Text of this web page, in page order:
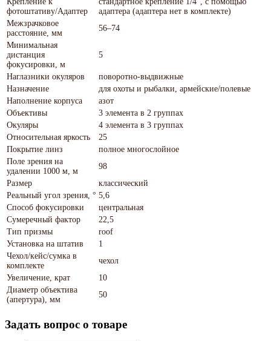
фотоштативу/Адаптер
адаптера (адаптера нет в комплекте)
Межзрачковое
расстояние, мм
56–74
Минимальная
дистанция
фокусировки, м
5
Наглазники окуляров
поворотно-выдвижные
Назначение
для охоты и рыбалки, армейские/полевые
Наполнение корпуса
азот
Объективы
3 элемента в 2 группах
Окуляры
4 элемента в 3 группах
Относительная яркость
25
Покрытие линз
полное многослойное
Поле зрения на
удалении 1000 м, м
98
Размер
классический
Реальный угол зрения, ° 5,6
Способ фокусировки
центральная
Сумеречный фактор
22,5
Тип призмы
roof
Установка на штатив
1
Чехол/кейс/сумка в
комплекте
чехол
Увеличение, крат
10
Диаметр объектива
(апертура), мм
50
Задать вопрос о товаре